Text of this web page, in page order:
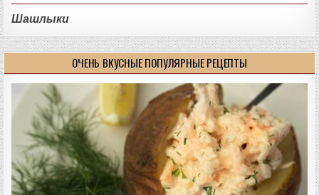
Шашлыки
ОЧЕНЬ ВКУСНЫЕ ПОПУЛЯРНЫЕ РЕЦЕПТЫ